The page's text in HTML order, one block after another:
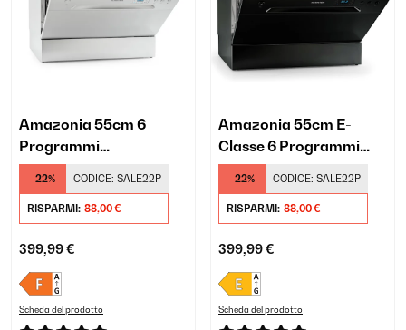
Amazonia 55cm 6
Programmi
Lavastoviglie da Tavolo
Argento
-22% CODICE: SALE22P
RISPARMI: 88,00 €
399,99 €
Scheda del prodotto
Amazonia 55cm E-
Classe 6 Programmi
Lavastoviglie da Tavolo
Nero
-22% CODICE: SALE22P
RISPARMI: 88,00 €
399,99 €
Scheda del prodotto